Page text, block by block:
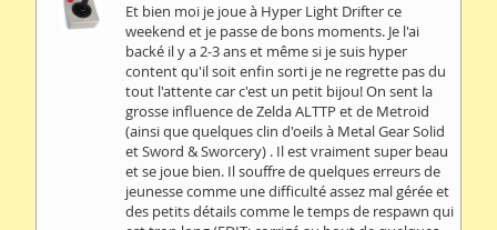
Et bien moi je joue à Hyper Light Drifter ce
weekend et je passe de bons moments. Je l'ai
backé il y a 2-3 ans et même si je suis hyper
content qu'il soit enfin sorti je ne regrette pas du
tout l'attente car c'est un petit bijou! On sent la
grosse influence de Zelda ALTTP et de Metroid
(ainsi que quelques clin d'oeils à Metal Gear Solid
et Sword & Sworcery) . Il est vraiment super beau
et se joue bien. Il souffre de quelques erreurs de
jeunesse comme une difficulté assez mal gérée et
des petits détails comme le temps de respawn qui